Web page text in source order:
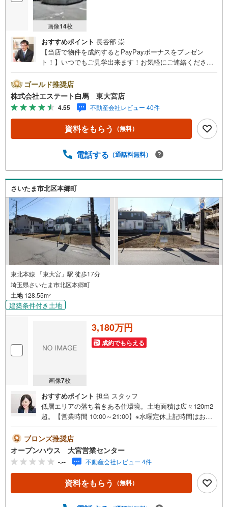
画像14枚
おすすめポイント 長谷部 崇
【当店で物件を成約するとPayPayボーナスをプレゼン
ト！】いつでもご見学出来ます！お気軽にご連絡くださ
来店しやすい店舗です。お気軽にお立ち寄り下さい。～人
気のリモート見学・リモート相談サービス～・小さいお子
様や家事で外出できない、天気が悪く外出したくない時・L
INEやZOOMなど無料のアプリですぐにご利用いただけま
す・リモート見学はスタッフがご興味ある物件の現地から
映像をお届けします・写真では伝わりにくい「空気感」や
しっかり確認できます・リモート相談は第三者による住宅
対1で・バーチャル背景でプライバシーも安心・忙しいパー
トナーに変わって予め確認も・別々の場所から家族みんな
で参加もできます・お気軽にご相談下さい～営業時間～9:3
0～18:30こちらのお時間でしたらお電話でのお問合せがス
ムーズですお気軽にお問合せください
ゴールド推奨店
株式会社エステート白馬 東大宮店
4.55 不動産会社レビュー 40件
資料をもらう （無料）
電話する （通話料無料）
さいたま市北区本郷町
東北本線 「東大宮」駅 徒歩17分
埼玉県さいたま市北区本郷町
土地128.55m2
建築条件付き土地
画像7枚
3,180万円
成約でもらえる
おすすめポイント 担当 スタッフ
低層エリアの落ち着きある住環境。土地面積は広々120m2
超。【営業時間 10:00～21:00】※水曜定休上記時間はお電
ださい！現地を見学される場合は「室内・現地を見学する
（無料）」ボタンよりご希望の日時をご記入いただけます
とスムーズにご案内が可能です。◎現地のご案内につい
て・平日や夜遅い時間帯もご案内が可能 ※定休日を除く・
経験豊富なスタッフが物件詳細を丁寧にご説明いたしま
す。・車でご自宅や最寄り駅等、ご指定の場所まで送迎し
ブロンズ推奨店
オープンハウス 大宮営業センター
-.-- 不動産会社レビュー 4件
資料をもらう （無料）